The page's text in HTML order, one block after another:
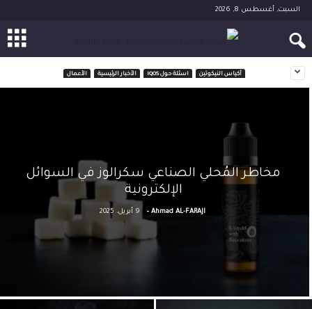
السبت, أغسطس 8, 2026
أكياس النيكوتين اسئلة حول IQOS الأخبار الرئيسية الأعمال
مخاطر المُحلي الصناعي سكرالوز في السوائل
الإلكترونية
Ahmad AL-FARAJI
- 9 أبريل، 2025